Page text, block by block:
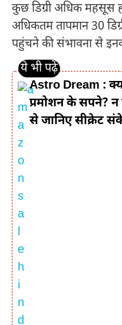
कुछ डिग्री अधिक महसूस
अधिकतम तापमान 30
पहुंचने की संभावना से
Astro Dream :
प्रमोशन के सपने?
से जानिए सीक्रेट